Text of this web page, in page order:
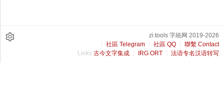
zi.tools 字統网 2019-2026
社區 Telegram
社區 QQ
聯繫 Contact
Links:古今文字集成 IRG ORT 法语专名汉语转写